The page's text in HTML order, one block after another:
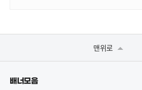
맨위로
배너모음